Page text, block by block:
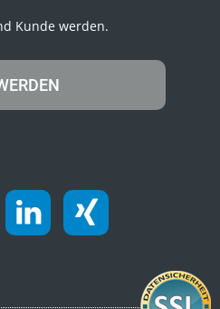
Kunde werden.